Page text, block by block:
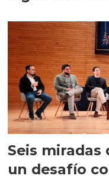
Seis miradas
un desafío